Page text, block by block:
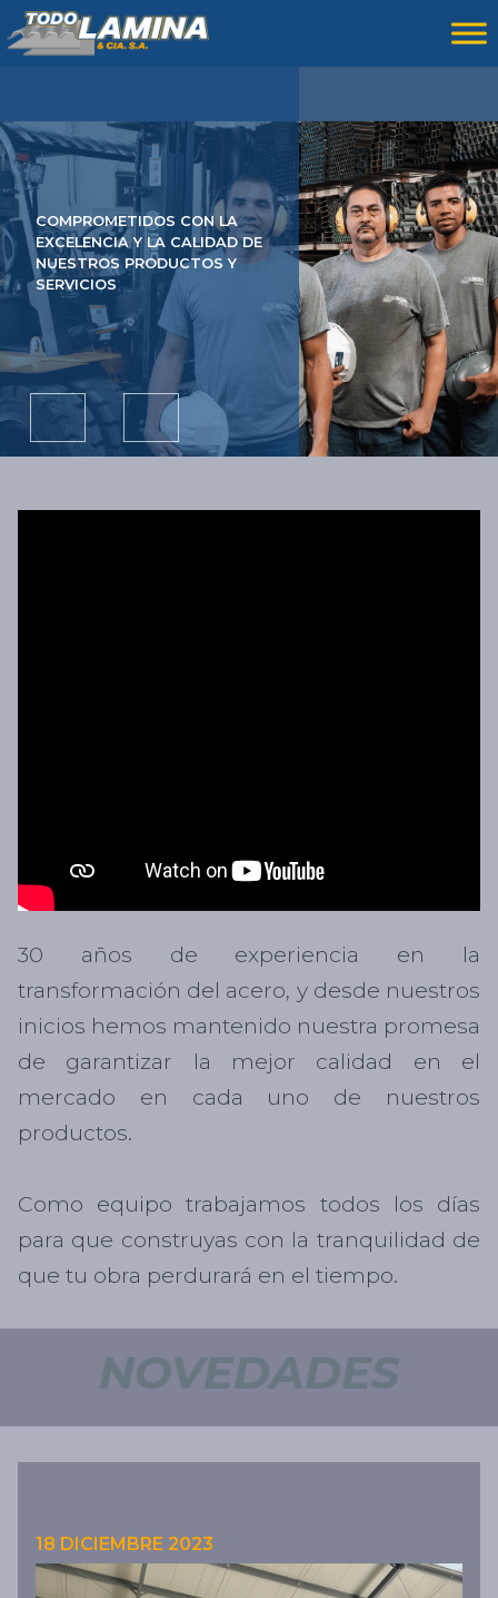
COMPROMETIDOS CON LA
EXCELENCIA Y LA CALIDAD DE
NUESTROS PRODUCTOS Y
SERVICIOS
30 años de experiencia en la
transformación del acero, y desde nuestros
inicios hemos mantenido nuestra promesa
de garantizar la mejor calidad en el
mercado en cada uno de nuestros
productos.
Como equipo trabajamos todos los días
para que construyas con la tranquilidad de
que tu obra perdurará en el tiempo.
NOVEDADES
18 DICIEMBRE 2023